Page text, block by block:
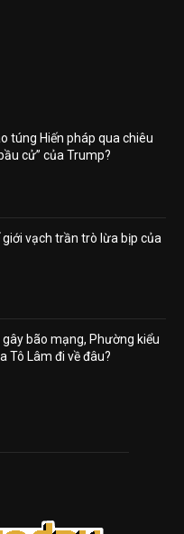
túng Hiến pháp qua chiêu
cử” của Trump?
giới vạch trần trò lừa bịp của
bão mạng, Phường kiểu
Tô Lâm đi về đâu?